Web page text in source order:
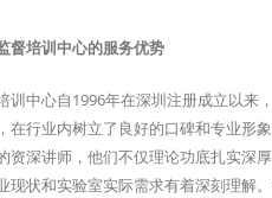
督培训中心的服务优势
训中心自1996年在深圳注册成立以
在行业内树立了良好的口碑和专业形
资深讲师，他们不仅理论功底扎实深
现状和实验室实际需求有着深刻理解